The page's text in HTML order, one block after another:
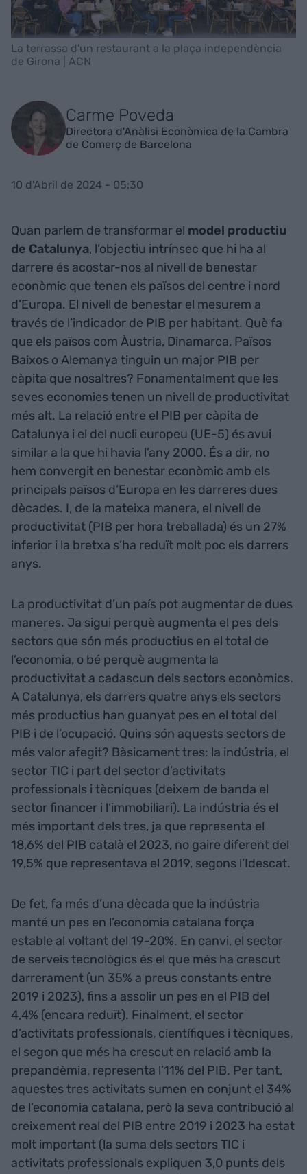
La terrassa d'un restaurant a la plaça independència
de Girona | ACN
Carme Poveda
Directora d'Anàlisi Econòmica de la Cambra
de Comerç de Barcelona
10 d'Abril de 2024 - 05:30
Quan parlem de transformar el model productiu
de Catalunya, l’objectiu intrínsec que hi ha al
darrere és acostar-nos al nivell de benestar
econòmic que tenen els països del centre i nord
d’Europa. El nivell de benestar el mesurem a
través de l’indicador de PIB per habitant. Què fa
que els països com Àustria, Dinamarca, Països
Baixos o Alemanya tinguin un major PIB per
càpita que nosaltres? Fonamentalment que les
seves economies tenen un nivell de productivitat
més alt. La relació entre el PIB per càpita de
Catalunya i el del nucli europeu (UE-5) és avui
similar a la que hi havia l’any 2000. És a dir, no
hem convergit en benestar econòmic amb els
principals països d’Europa en les darreres dues
dècades. I, de la mateixa manera, el nivell de
productivitat (PIB per hora treballada) és un 27%
inferior i la bretxa s’ha reduït molt poc els darrers
anys.
La productivitat d’un país pot augmentar de dues
maneres. Ja sigui perquè augmenta el pes dels
sectors que són més productius en el total de
l’economia, o bé perquè augmenta la
productivitat a cadascun dels sectors econòmics.
A Catalunya, els darrers quatre anys els sectors
més productius han guanyat pes en el total del
PIB i de l’ocupació. Quins són aquests sectors de
més valor afegit? Bàsicament tres: la indústria, el
sector TIC i part del sector d’activitats
professionals i tècniques (deixem de banda el
sector financer i l’immobiliari). La indústria és el
més important dels tres, ja que representa el
18,6% del PIB català el 2023, no gaire diferent del
19,5% que representava el 2019, segons l’Idescat.
De fet, fa més d’una dècada que la indústria
manté un pes en l’economia catalana força
estable al voltant del 19-20%. En canvi, el sector
de serveis tecnològics és el que més ha crescut
darrerament (un 35% a preus constants entre
2019 i 2023), fins a assolir un pes en el PIB del
4,4% (encara reduït). Finalment, el sector
d’activitats professionals, científiques i tècniques,
el segon que més ha crescut en relació amb la
prepandèmia, representa l’11% del PIB. Per tant,
aquestes tres activitats sumen en conjunt el 34%
de l’economia catalana, però la seva contribució al
creixement real del PIB entre 2019 i 2023 ha estat
molt important (la suma dels sectors TIC i
activitats professionals expliquen 3,0 punts dels